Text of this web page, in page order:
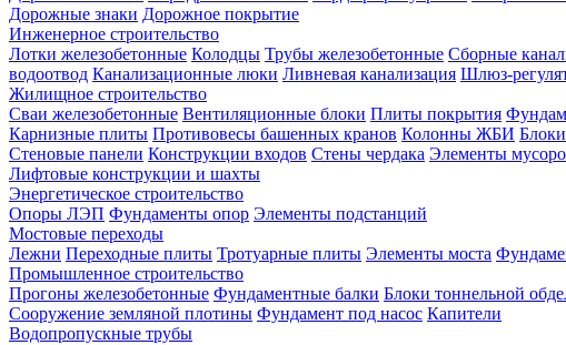
Дорожные знаки Дорожное покрытие
Инженерное строительство
Лотки железобетонные Колодцы Трубы железобетонные Сборные
водоотвод Канализационные люки Ливневая канализация Шлюз-
Жилищное строительство
Сваи железобетонные Вентиляционные блоки Плиты покрытия
Карнизные плиты Противовесы башенных кранов Колонны ЖБИ
Стеновые панели Конструкции входов Стены чердака Элементы
Лифтовые конструкции и шахты
Энергетическое строительство
Опоры ЛЭП Фундаменты опор Элементы подстанций
Мостовые переходы
Лежни Переходные плиты Тротуарные плиты Элементы моста
Промышленное строительство
Прогоны железобетонные Фундаментные балки Блоки тоннельной
Сооружение земляной плотины Фундамент под насос Капители
Водопропускные трубы